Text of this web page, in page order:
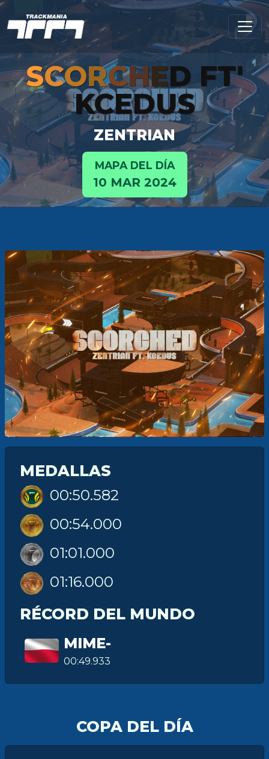
SCORCHED FT'
KCEDUS
ZENTRIAN
MAPA DEL DÍA
10 MAR 2024
MEDALLAS
00:50.582
00:54.000
01:01.000
01:16.000
RÉCORD DEL MUNDO
MIME-
00:49.933
COPA DEL DÍA